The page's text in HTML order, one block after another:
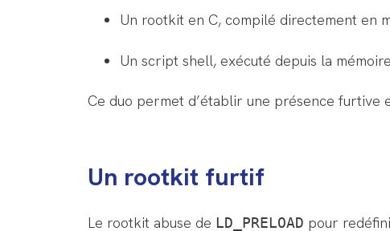
Un rootkit en C, compilé directement en
Un script shell, exécuté depuis la
Ce duo permet d’établir une présence furtive
Un rootkit furtif
Le rootkit abuse de LD_PRELOAD pour